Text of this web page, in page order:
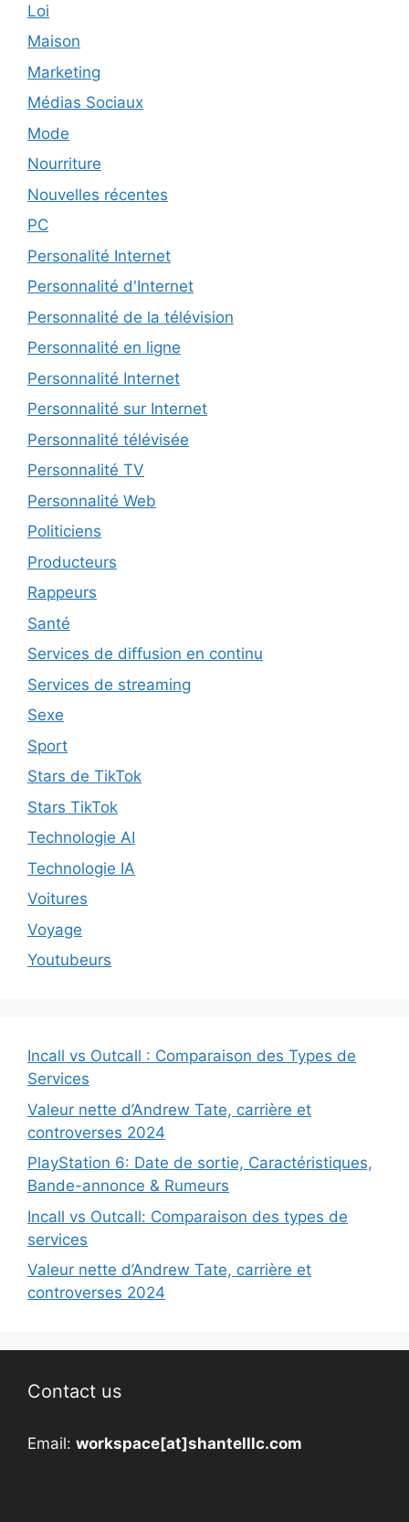
Loi
Maison
Marketing
Médias Sociaux
Mode
Nourriture
Nouvelles récentes
PC
Personalité Internet
Personnalité d'Internet
Personnalité de la télévision
Personnalité en ligne
Personnalité Internet
Personnalité sur Internet
Personnalité télévisée
Personnalité TV
Personnalité Web
Politiciens
Producteurs
Rappeurs
Santé
Services de diffusion en continu
Services de streaming
Sexe
Sport
Stars de TikTok
Stars TikTok
Technologie AI
Technologie IA
Voitures
Voyage
Youtubeurs
Incall vs Outcall : Comparaison des Types de
Services
Valeur nette d’Andrew Tate, carrière et
controverses 2024
PlayStation 6: Date de sortie, Caractéristiques,
Bande-annonce & Rumeurs
Incall vs Outcall: Comparaison des types de
services
Valeur nette d’Andrew Tate, carrière et
controverses 2024
Contact us
Email: workspace[at]shantelllc.com